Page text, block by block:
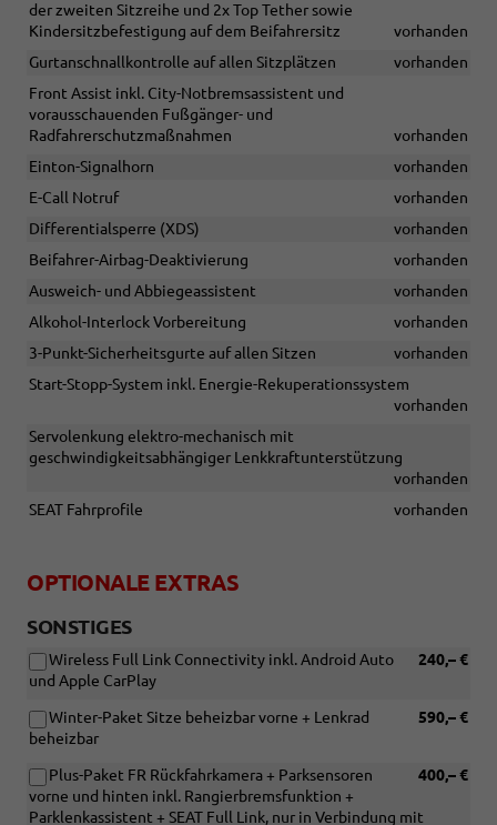
der zweiten Sitzreihe und 2x Top Tether sowie
Kindersitzbefestigung auf dem Beifahrersitz
vorhanden
Gurtanschnallkontrolle auf allen Sitzplätzen
vorhanden
Front Assist inkl. City-Notbremsassistent und
vorausschauenden Fußgänger- und
Radfahrerschutzmaßnahmen
vorhanden
Einton-Signalhorn
vorhanden
E-Call Notruf
vorhanden
Differentialsperre (XDS)
vorhanden
Beifahrer-Airbag-Deaktivierung
vorhanden
Ausweich- und Abbiegeassistent
vorhanden
Alkohol-Interlock Vorbereitung
vorhanden
3-Punkt-Sicherheitsgurte auf allen Sitzen
vorhanden
Start-Stopp-System inkl. Energie-Rekuperationssystem
vorhanden
Servolenkung elektro-mechanisch mit
geschwindigkeitsabhängiger Lenkkraftunterstützung
vorhanden
SEAT Fahrprofile
vorhanden
OPTIONALE EXTRAS
SONSTIGES
240,– €
Wireless Full Link Connectivity inkl. Android Auto
und Apple CarPlay
590,– €
Winter-Paket Sitze beheizbar vorne + Lenkrad
beheizbar
400,– €
Plus-Paket FR Rückfahrkamera + Parksensoren
vorne und hinten inkl. Rangierbremsfunktion +
Parklenkassistent + SEAT Full Link, nur in Verbindung mit